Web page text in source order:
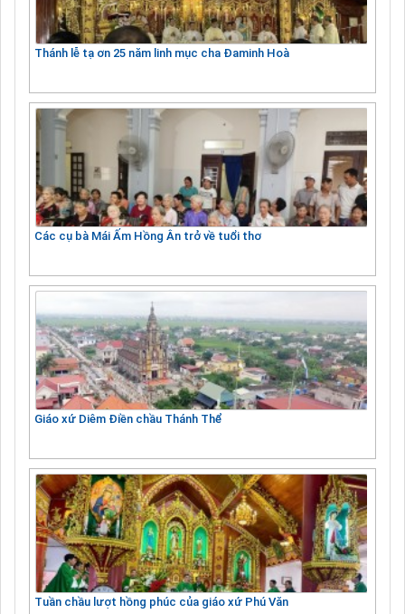
Thánh lễ tạ ơn 25 năm linh mục cha Đaminh Hoà
Các cụ bà Mái Ấm Hồng Ân trở về tuổi thơ
Giáo xứ Diêm Điền chầu Thánh Thể
Tuần chầu lượt hồng phúc của giáo xứ Phú Văn